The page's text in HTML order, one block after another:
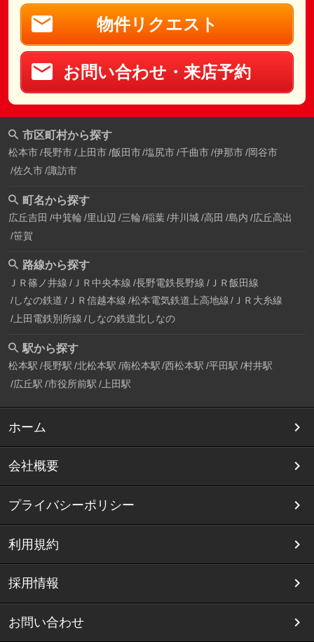
物件リクエスト
お問い合わせ・来店予約
市区町村から探す
松本市 長野市 上田市 飯田市 塩尻市 千曲市 伊那市 岡谷市
佐久市 諏訪市
町名から探す
広丘吉田 中箕輪 里山辺 三輪 稲葉 井川城 高田 島内 広丘高出
笹賀
路線から探す
ＪＲ篠ノ井線 ＪＲ中央本線 長野電鉄長野線 ＪＲ飯田線
しなの鉄道 ＪＲ信越本線 松本電気鉄道上高地線
ＪＲ大糸線
上田電鉄別所線 しなの鉄道北しなの
駅から探す
松本駅 長野駅 北松本駅 南松本駅 西松本駅 平田駅 村井駅
広丘駅 市役所前駅 上田駅
ホーム
会社概要
プライバシーポリシー
利用規約
採用情報
お問い合わせ